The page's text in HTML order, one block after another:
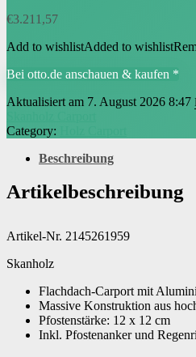
€3.211,57
Add to wishlistAdded to wishlist
Bei otto.de anschauen & kaufen *
Aktualisiert am 7. August 2026 8:47
Category:
Beschreibung
Artikelbeschreibung
Artikel-Nr. 2145261959
Skanholz
Flachdach-Carport mit
Massive Konstruktion aus
Pfostenstärke: 12 x 12 cm
Inkl. Pfostenanker und